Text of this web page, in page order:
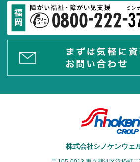
株式会社シノケンウェ